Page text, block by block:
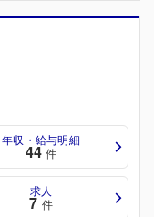
年収・給与明細
44 件
求人
7 件